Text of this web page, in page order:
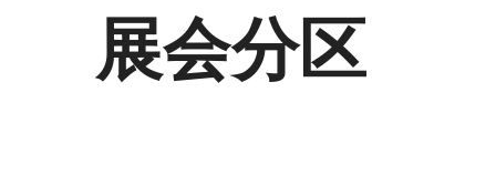
展会分区